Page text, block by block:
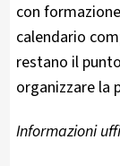
con
calendario
restano il
organizzare la
Informazioni